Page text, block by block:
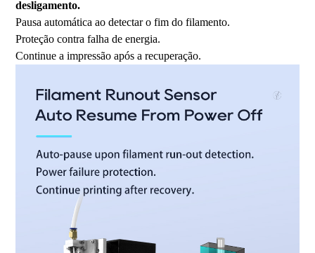
desligamento.
Pausa automática ao detectar o fim do filamento.
Proteção contra falha de energia.
Continue a impressão após a recuperação.